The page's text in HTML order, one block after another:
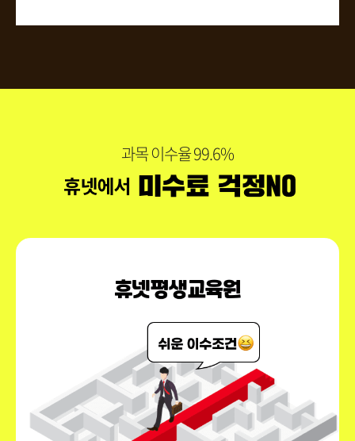
과목 이수율 99.6%